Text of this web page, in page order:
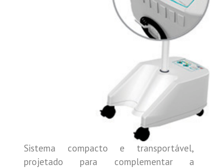
Sistema compacto e transportável,
projetado para complementar a